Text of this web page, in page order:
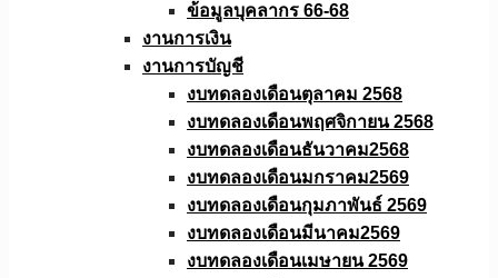
ข้อมูลบุคลากร 66-68
งานการเงิน
งานการบัญชี
งบทดลองเดือนตุลาคม 2568
งบทดลองเดือนพฤศจิกายน 2568
งบทดลองเดือนธันวาคม2568
งบทดลองเดือนมกราคม2569
งบทดลองเดือนกุมภาพันธ์ 2569
งบทดลองเดือนมีนาคม2569
งบทดลองเดือนเมษายน 2569